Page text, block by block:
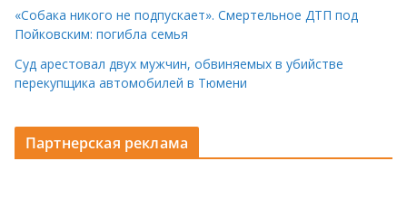
«Собака никого не подпускает». Смертельное ДТП под
Пойковским: погибла семья
Суд арестовал двух мужчин, обвиняемых в убийстве
перекупщика автомобилей в Тюмени
Партнерская реклама